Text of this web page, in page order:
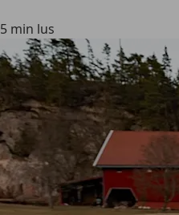
5 min lus